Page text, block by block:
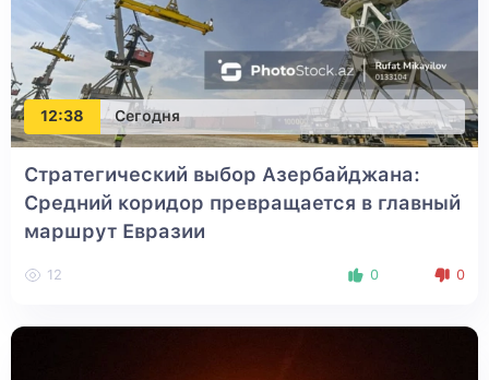
12:38 Сегодня
Стратегический выбор Азербайджана:
Средний коридор превращается в главный
маршрут Евразии
12 0 0